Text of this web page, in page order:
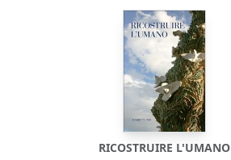
RICOSTRUIRE L'UMANO